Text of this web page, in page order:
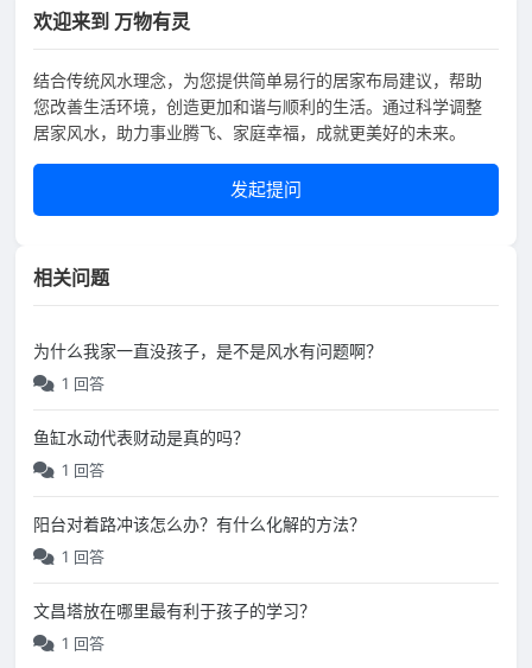
欢迎来到 万物有灵
结合传统风水理念，为您提供简单易行的居家布局建议，帮助
您改善生活环境，创造更加和谐与顺利的生活。通过科学调整
居家风水，助力事业腾飞、家庭幸福，成就更美好的未来。
发起提问
相关问题
为什么我家一直没孩子，是不是风水有问题啊？
1 回答
鱼缸水动代表财动是真的吗？
1 回答
阳台对着路冲该怎么办？有什么化解的方法？
1 回答
文昌塔放在哪里最有利于孩子的学习？
1 回答